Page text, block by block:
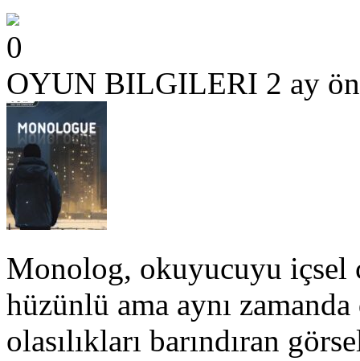
0
OYUN BILGILERI 2 ay
Monolog, okuyucuyu içsel
hüzünlü ama aynı
olasılıkları barındıran